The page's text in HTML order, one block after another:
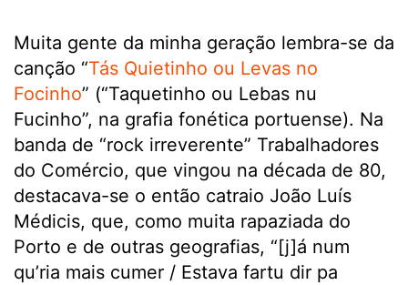
Muita gente da minha geração lembra-se da
canção “Tás Quietinho ou Levas no
Focinho” (“Taquetinho ou Lebas nu
Fucinho”, na grafia fonética portuense). Na
banda de “rock irreverente” Trabalhadores
do Comércio, que vingou na década de 80,
destacava-se o então catraio João Luís
Médicis, que, como muita rapaziada do
Porto e de outras geografias, “[j]á num
qu’ria mais cumer / Estava fartu dir pa